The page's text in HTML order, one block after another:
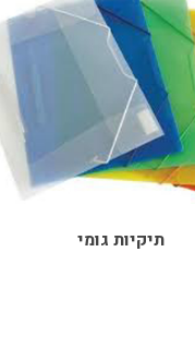
תיקיות גומי